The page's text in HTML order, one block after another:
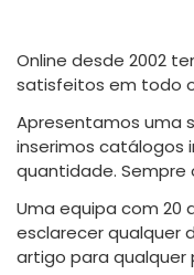
Online desde 2002
satisfeitos em todo
Apresentamos uma
inserimos catálogos
quantidade.
Uma equipa com 20
esclarecer qualquer
artigo para qualquer